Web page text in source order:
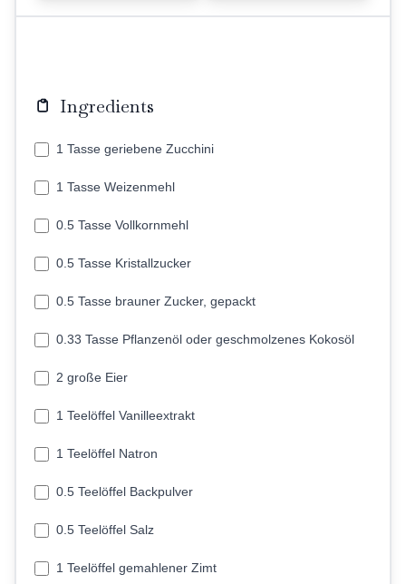
Ingredients
1 Tasse geriebene Zucchini
1 Tasse Weizenmehl
0.5 Tasse Vollkornmehl
0.5 Tasse Kristallzucker
0.5 Tasse brauner Zucker, gepackt
0.33 Tasse Pflanzenöl oder geschmolzenes Kokosöl
2 große Eier
1 Teelöffel Vanilleextrakt
1 Teelöffel Natron
0.5 Teelöffel Backpulver
0.5 Teelöffel Salz
1 Teelöffel gemahlener Zimt